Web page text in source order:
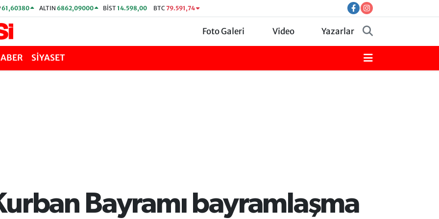
61,60380 ALTIN 6862,09000 BİST14.598,00 BTC 79.591,74
Foto Galeri Video Yazarlar
SİYASET
Bayramı bayramlaşma